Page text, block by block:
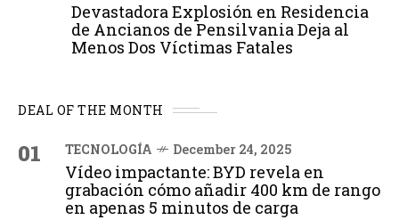
Devastadora Explosión en Residencia
de Ancianos de Pensilvania Deja al
Menos Dos Víctimas Fatales
DEAL OF THE MONTH
01 TECNOLOGÍA December 24, 2025
Vídeo impactante: BYD revela en
grabación cómo añadir 400 km de rango
en apenas 5 minutos de carga